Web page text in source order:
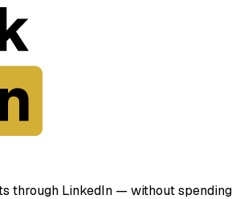
through LinkedIn — without spending